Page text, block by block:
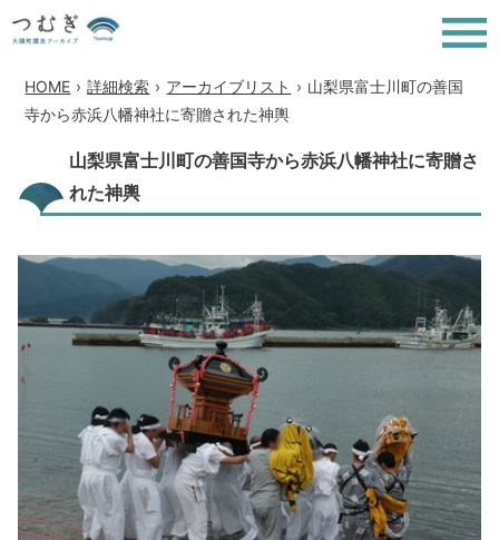
HOME › 詳細検索 › アーカイブリスト › 山梨県富士川町の善国
寺から赤浜八幡神社に寄贈された神輿
山梨県富士川町の善国寺から赤浜八幡神社に寄贈さ
れた神輿